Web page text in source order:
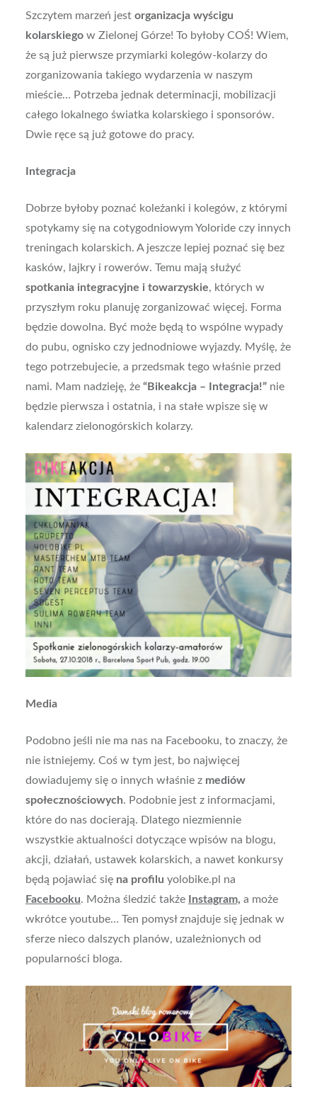
Szczytem marzeń jest organizacja wyścigu
kolarskiegow Zielonej Górze! To byłoby COŚ! Wiem,
że są już pierwsze przymiarki kolegów-kolarzy do
zorganizowania takiego wydarzenia w naszym
mieście… Potrzeba jednak determinacji, mobilizacji
całego lokalnego światka kolarskiego i sponsorów.
Dwie ręce są już gotowe do pracy.
Integracja
Dobrze byłoby poznać koleżanki i kolegów, z którymi
spotykamy się na cotygodniowym Yoloride czy innych
treningach kolarskich. A jeszcze lepiej poznać się bez
kasków, lajkry i rowerów. Temu mają służyć
spotkania integracyjne i towarzyskie, których w
przyszłym roku planuję zorganizować więcej. Forma
będzie dowolna. Być może będą to wspólne wypady
do pubu, ognisko czy jednodniowe wyjazdy. Myślę, że
tego potrzebujecie, a przedsmak tego właśnie przed
nami. Mam nadzieję, że “Bikeakcja – Integracja!”nie
będzie pierwsza i ostatnia, i na stałe wpisze się w
kalendarz zielonogórskich kolarzy.
Media
Podobno jeśli nie ma nas na Facebooku, to znaczy, że
nie istniejemy. Coś w tym jest, bo najwięcej
dowiadujemy się o innych właśnie z mediów
społecznościowych. Podobnie jest z informacjami,
które do nas docierają. Dlatego niezmiennie
wszystkie aktualności dotyczące wpisów na blogu,
akcji, działań, ustawek kolarskich, a nawet konkursy
będą pojawiać się na profilu yolobike.pl na
Facebooku. Można śledzić także Instagram, a może
wkrótce youtube… Ten pomysł znajduje się jednak w
sferze nieco dalszych planów, uzależnionych od
popularności bloga.